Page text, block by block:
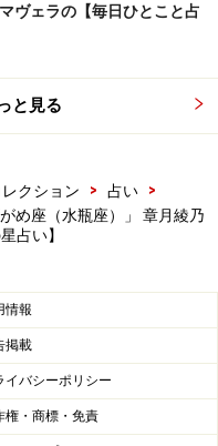
ヴェラの【毎日ひとこと占
と見る
クション > 占い
>
め座（水瓶座）」 章月綾乃
占い】
情報
掲載
イバシーポリシー
権・商標・免責